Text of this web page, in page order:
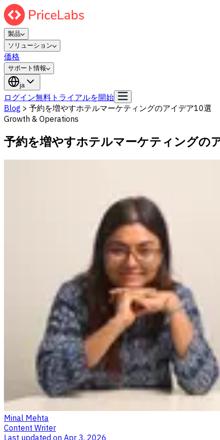
製品
ソリューション
価格
サポート情報
ja
ログイン無料トライアルを開始
Blog > 予約を増やすホテルマーケティングのアイデア10選
Growth & Operations
予約を増やすホテルマーケティングの
Minal Mehta
Content Writer
Last updated on Apr 3, 2026